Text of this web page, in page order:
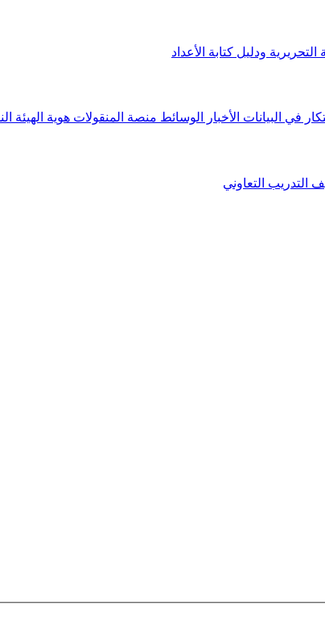
التحريرية ودليل كتابة الأعداد
في البيانات الأخبار الوسائط منصة المنقولات هوية الهيئة
التدريب التعاوني